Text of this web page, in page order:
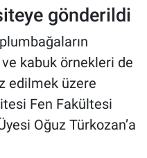
gönderildi
kabuk örnekleri de
edilmek üzere
Fen Fakültesi
Oğuz Türkozan’a